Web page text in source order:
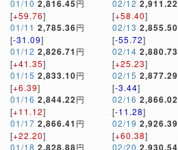
01/10 2,816.45円
[+59.76]
01/11 2,785.36円
[-31.09]
01/12 2,826.71 円
[+41.35]
01/15 2,833.10円
[+6.39]
01/16 2,844.22円
[+11.12]
01/17 2,866.41 円
[+22.20]
01/18 2,828.88円
02/12 2,911.22
[+58.40]
02/13 2,855.50
[-55.72]
02/14 2,880.73
[+25.23]
02/15 2,877.29
[-3.44]
02/16 2,866.02
[-11.28]
02/19 2,926.39
[+60.38]
02/20 2,930.54